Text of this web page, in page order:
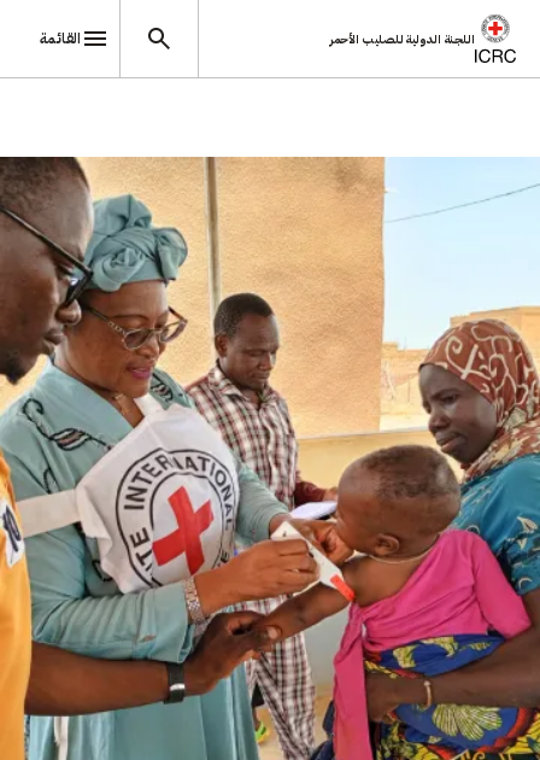
تجاوز إلى المحتوى الرئيسي
اللجنة الدولية للصليب الأحمر القائمة